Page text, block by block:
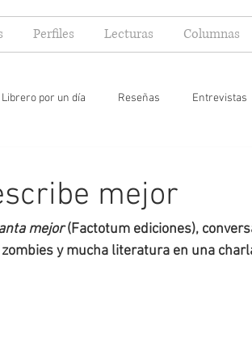
Perfiles Lecturas Columnas
Librero por un día Reseñas Entrevistas
mejor
mejor (Factotum ediciones),
y mucha literatura en una